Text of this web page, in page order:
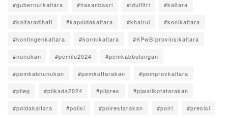
#gubernurkaltara #hasanbasri #idulfitri #kaltara
#kaltaradihati #kapoldakaltara #khairul #konikaltara
#kontingenkaltara #kormikaltara #KPwBIprovinsikaltara
#nunukan #pemilu2024 #pemkabbulungan
#pemkabnunukan #pemkottarakan #pemprovkaltara
#pileg #pilkada2024 #pilpres #pjwalikotatarakan
#poldakaltara #polisi #polrestarakan #polri #presisi